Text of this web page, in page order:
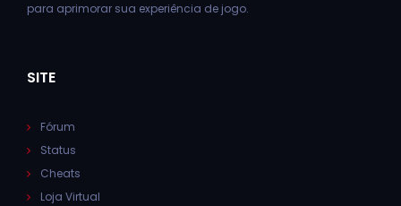
para aprimorar sua experiência de jogo.
SITE
Fórum
Status
Cheats
Loja Virtual